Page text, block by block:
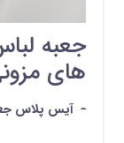
جعبه
های
- آیس پلاس